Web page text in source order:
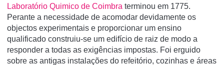
Laboratório Quimico de Coimbra terminou em 1775.
Perante a necessidade de acomodar devidamente os
objectos experimentais e proporcionar um ensino
qualificado construiu-se um edifício de raiz de modo a
responder a todas as exigências impostas. Foi erguido
sobre as antigas instalações do refeitório, cozinhas e áreas